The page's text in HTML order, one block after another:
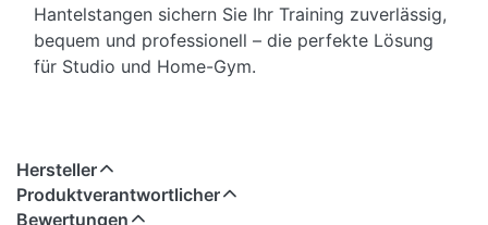
Hantelstangen sichern Sie Ihr Training zuverlässig,
bequem und professionell – die perfekte Lösung
für Studio und Home-Gym.
Hersteller
Produktverantwortlicher
Bewertungen